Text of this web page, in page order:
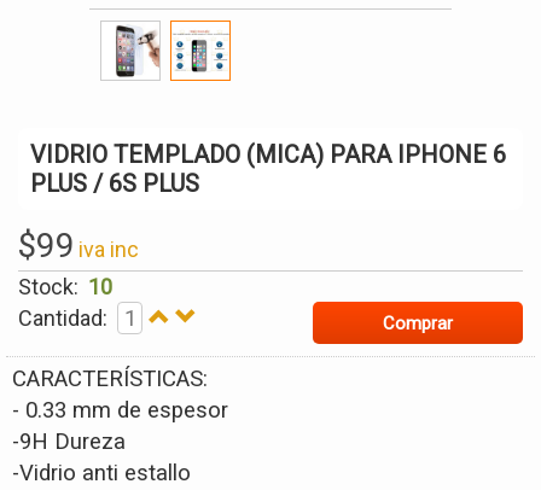
VIDRIO TEMPLADO (MICA) PARA IPHONE 6
PLUS / 6S PLUS
$99 iva inc
Stock: 10
Cantidad:
Comprar
CARACTERÍSTICAS:
- 0.33 mm de espesor
-9H Dureza
-Vidrio anti estallo